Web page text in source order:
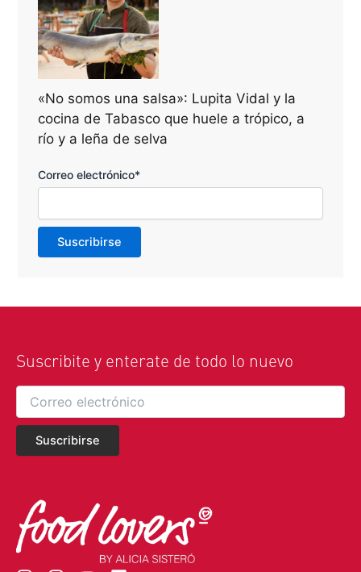
«No somos una salsa»: Lupita Vidal y la
cocina de Tabasco que huele a trópico, a
río y a leña de selva
Correo electrónico*
Suscribite y enterate de todo lo nuevo